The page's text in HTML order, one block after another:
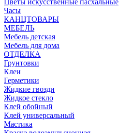
Цветы искусственные пасхальные
Часы
КАНЦТОВАРЫ
МЕБЕЛЬ
Мебель детская
Мебель для дома
ОТДЕЛКА
Грунтовки
Клеи
Герметики
Жидкие гвозди
Жидкое стекло
Клей обойный
Клей универсальный
Мастика